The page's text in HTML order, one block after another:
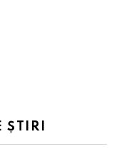
ȘTIRI